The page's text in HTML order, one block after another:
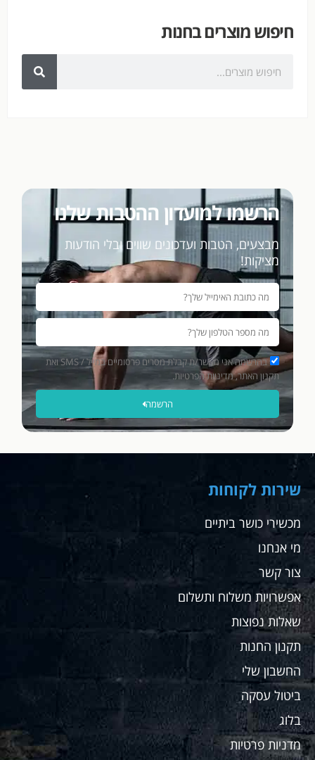
חיפוש מוצרים בחנות
הרשמו למועדון ההטבות שלנו
מבצעים, הטבות ועדכונים שווים ובלי הודעות
מציקות!
בהרשמה אני מאשר/ת קבלת מסרים פרסומיים במייל / SMS ואת
תקנון האתר, מדיניות הפרטיות.
הרשמה
שירות לקוחות
מכשירי כושר ביתיים
מי אנחנו
צור קשר
אפשרויות משלוח ותשלום
שאלות נפוצות
תקנון החנות
החשבון שלי
ביטול עסקה
בלוג
מדניות פרטיות